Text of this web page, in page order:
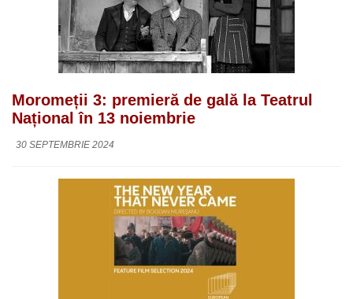
Moromeții 3: premieră de gală la Teatrul
Național în 13 noiembrie
30 SEPTEMBRIE 2024